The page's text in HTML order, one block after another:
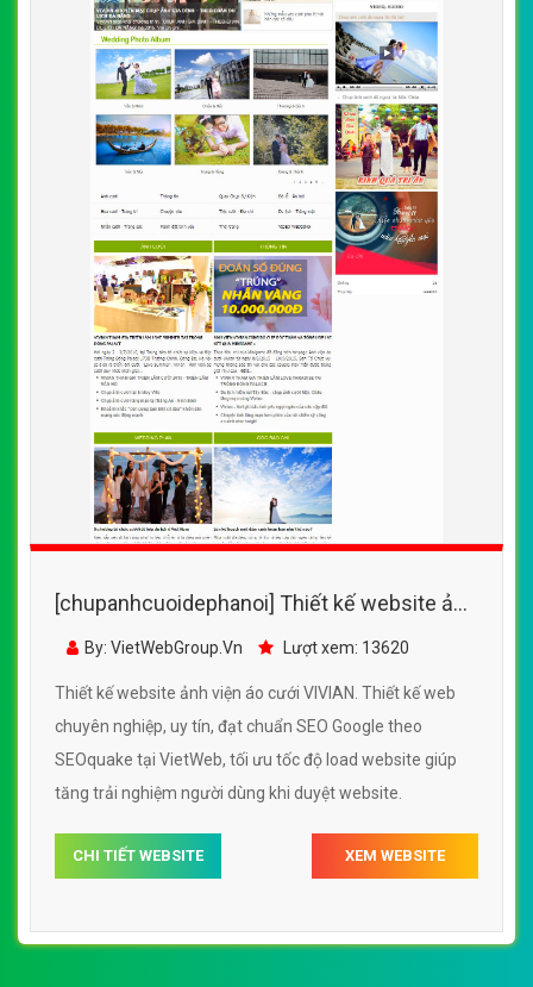
[chupanhcuoidephanoi] Thiết kế website ảnh
viện áo cưới VIVIAN đẹp SEO nhanh hiệu quả
By: VietWebGroup.Vn Lượt xem: 13620
Thiết kế website ảnh viện áo cưới VIVIAN. Thiết kế web
chuyên nghiệp, uy tín, đạt chuẩn SEO Google theo
SEOquake tại VietWeb, tối ưu tốc độ load website giúp
tăng trải nghiệm người dùng khi duyệt website.
CHI TIẾT WEBSITE XEM WEBSITE